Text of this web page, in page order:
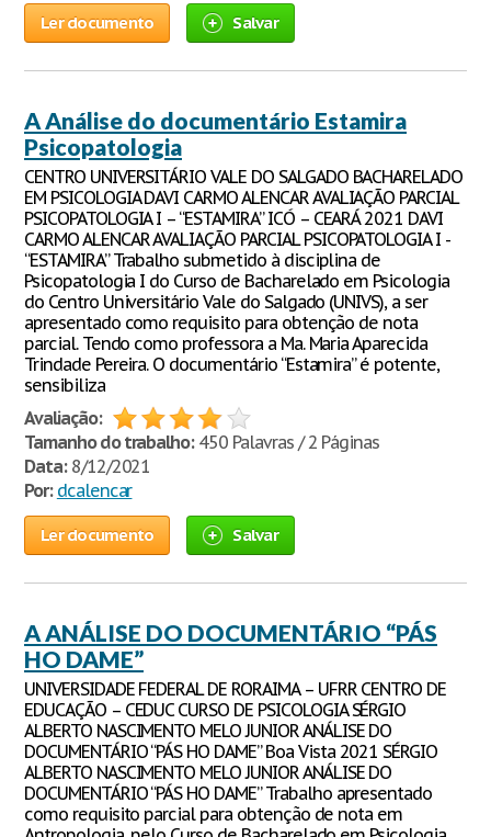
Ler documento Salvar
A Análise do documentário Estamira
Psicopatologia
CENTRO UNIVERSITÁRIO VALE DO SALGADO BACHARELADO
EM PSICOLOGIA DAVI CARMO ALENCAR AVALIAÇÃO PARCIAL
PSICOPATOLOGIA I – “ESTAMIRA” ICÓ – CEARÁ 2021 DAVI
CARMO ALENCAR AVALIAÇÃO PARCIAL PSICOPATOLOGIA I -
“ESTAMIRA” Trabalho submetido à disciplina de
Psicopatologia I do Curso de Bacharelado em Psicologia
do Centro Universitário Vale do Salgado (UNIVS), a ser
apresentado como requisito para obtenção de nota
parcial. Tendo como professora a Ma. Maria Aparecida
Trindade Pereira. O documentário “Estamira” é potente,
sensibiliza
Avaliação:
Tamanho do trabalho:450 Palavras / 2 Páginas
Data:8/12/2021
Por: dcalencar
Ler documento Salvar
A ANÁLISE DO DOCUMENTÁRIO “PÁS
HO DAME”
UNIVERSIDADE FEDERAL DE RORAIMA – UFRR CENTRO DE
EDUCAÇÃO – CEDUC CURSO DE PSICOLOGIA SÉRGIO
ALBERTO NASCIMENTO MELO JUNIOR ANÁLISE DO
DOCUMENTÁRIO “PÁS HO DAME” Boa Vista 2021 SÉRGIO
ALBERTO NASCIMENTO MELO JUNIOR ANÁLISE DO
DOCUMENTÁRIO “PÁS HO DAME” Trabalho apresentado
como requisito parcial para obtenção de nota em